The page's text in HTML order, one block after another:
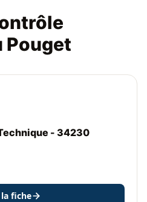
Pouget
- 34230
fiche